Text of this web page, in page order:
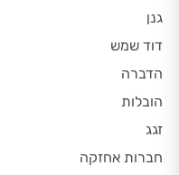
גנן
דוד שמש
הדברה
הובלות
זגג
חברות אחזקה